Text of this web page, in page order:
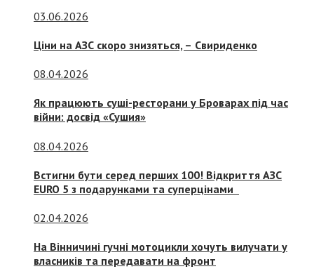
03.06.2026
Ціни на АЗС скоро знизяться, – Свириденко
08.04.2026
Як працюють суші-ресторани у Броварах під час
війни: досвід «Сушия»
08.04.2026
Встигни бути серед перших 100! Відкриття АЗС
EURO 5 з подарунками та суперцінами
02.04.2026
На Вінничині гучні мотоцикли хочуть вилучати у
власників та передавати на фронт